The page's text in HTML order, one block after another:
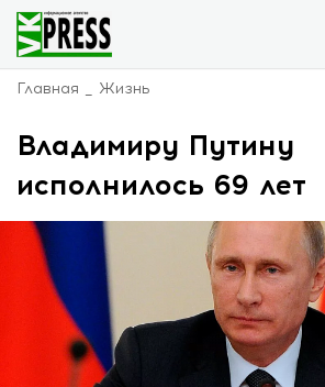
Главная Жизнь
Владимиру Путину
исполнилось 69 лет